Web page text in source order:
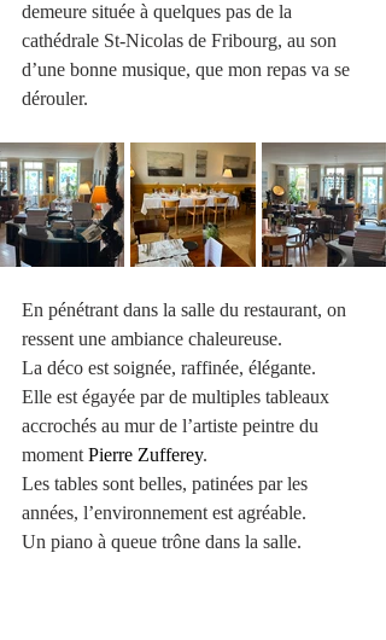
demeure située à quelques pas de la
cathédrale St-Nicolas de Fribourg, au son
d’une bonne musique, que mon repas va se
dérouler.
En pénétrant dans la salle du restaurant, on
ressent une ambiance chaleureuse.
La déco est soignée, raffinée, élégante.
Elle est égayée par de multiples tableaux
accrochés au mur de l’artiste peintre du
moment Pierre Zufferey.
Les tables sont belles, patinées par les
années, l’environnement est agréable.
Un piano à queue trône dans la salle.